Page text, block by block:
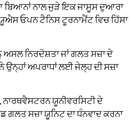
ਨਾਲ ਜੁੜੇ ਇਕ ਜਾਸੂਸ ਦੁਆਰਾ
ਓਪਨ ਟੈਨਿਸ ਟੂਰਨਾਮੈਂਟ ਵਿਚ ਹਿੱਸਾ
ਅਸਲ ਨਿਰਦੋਸ਼ਤਾ ਜਾਂ ਗਲਤ ਸਜ਼ਾ ਦੇ
ਉਨ੍ਹਾਂ ਅਪਰਾਧਾਂ ਲਈ ਜੇਲ੍ਹ ਦੀ ਸਜ਼ਾ
ਯੂਨੀਵਰਸਿਟੀ ਦੇ
ਸਜ਼ਾ ਯੂਨਿਟ ਦਾ ਧੰਨਵਾਦ ਕਰਨਾ